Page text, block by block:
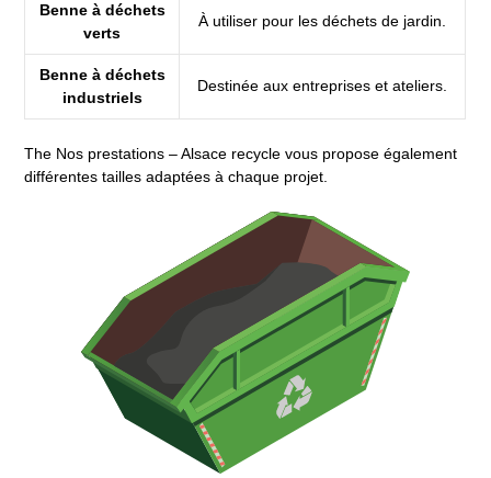
Benne à déchets
verts
À utiliser pour les déchets de jardin.
Benne à déchets
industriels
Destinée aux entreprises et ateliers.
The Nos prestations – Alsace recycle vous propose également
différentes tailles adaptées à chaque projet.